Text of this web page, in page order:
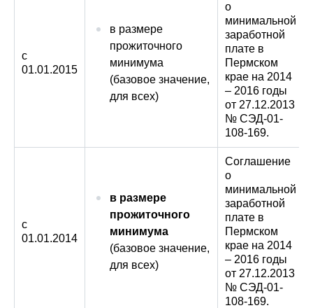
с
01.01.2015
в размере
прожиточного
минимума
(базовое значение,
для всех)
о
минимальной
заработной
плате в
Пермском
крае на 2014
– 2016 годы
от 27.12.2013
№ СЭД-01-
108-169.
с
01.01.2014
в размере
прожиточного
минимума
(базовое значение,
для всех)
Соглашение
о
минимальной
заработной
плате в
Пермском
крае на 2014
– 2016 годы
от 27.12.2013
№ СЭД-01-
108-169.